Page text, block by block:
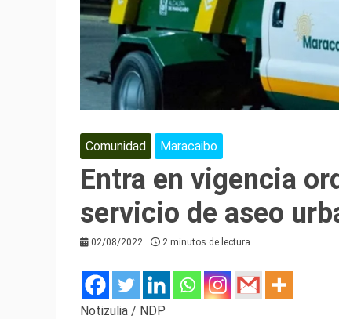
Comunidad Maracaibo
Entra en vigencia
servicio de aseo
02/08/2022 2 minutos de lectura
Notizulia / NDP